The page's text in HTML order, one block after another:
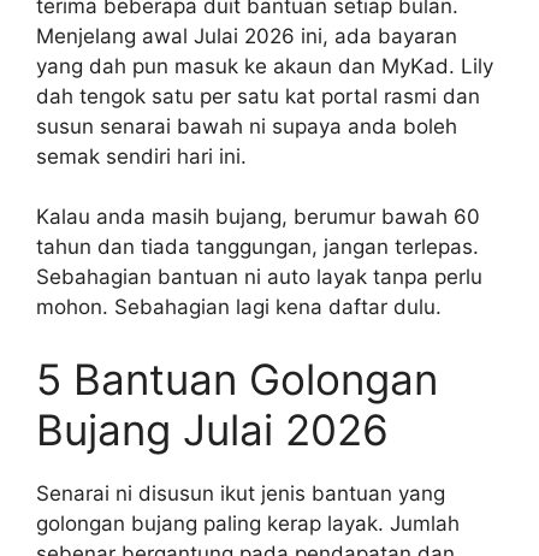
terima beberapa duit bantuan setiap bulan.
Menjelang awal Julai 2026 ini, ada bayaran
yang dah pun masuk ke akaun dan MyKad. Lily
dah tengok satu per satu kat portal rasmi dan
susun senarai bawah ni supaya anda boleh
semak sendiri hari ini.
Kalau anda masih bujang, berumur bawah 60
tahun dan tiada tanggungan, jangan terlepas.
Sebahagian bantuan ni auto layak tanpa perlu
mohon. Sebahagian lagi kena daftar dulu.
5 Bantuan Golongan
Bujang Julai 2026
Senarai ni disusun ikut jenis bantuan yang
golongan bujang paling kerap layak. Jumlah